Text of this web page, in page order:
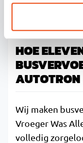
handig is voor
HOE
AUTOTRON
Wij maken
Vroeger Was
volledig